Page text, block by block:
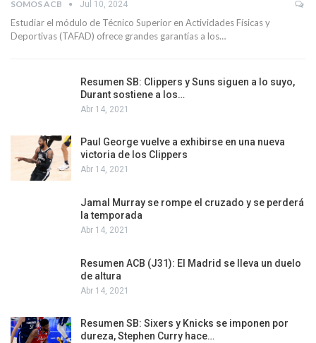
SOMOS ACB Jul 10, 2024
Estudiar el módulo de Técnico Superior en Actividades Físicas y
Deportivas (TAFAD) ofrece grandes garantías a los…
Resumen SB: Clippers y Suns siguen a lo suyo,
Durant sostiene a los…
Abr 14, 2021
Paul George vuelve a exhibirse en una nueva
victoria de los Clippers
Abr 14, 2021
Jamal Murray se rompe el cruzado y se perderá
la temporada
Abr 14, 2021
Resumen ACB (J31): El Madrid se lleva un duelo
de altura
Abr 14, 2021
Resumen SB: Sixers y Knicks se imponen por
dureza, Stephen Curry hace…